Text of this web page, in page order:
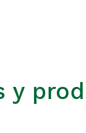
y